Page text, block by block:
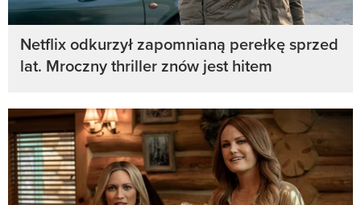
Netflix odkurzył zapomnianą perełkę sprzed
lat. Mroczny thriller znów jest hitem